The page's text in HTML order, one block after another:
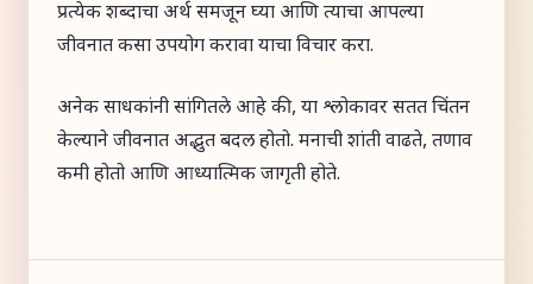
प्रत्येक शब्दाचा अर्थ समजून घ्या आणि त्याचा आपल्या
जीवनात कसा उपयोग करावा याचा विचार करा.
अनेक साधकांनी सांगितले आहे की, या श्लोकावर सतत चिंतन
केल्याने जीवनात अद्भुत बदल होतो. मनाची शांती वाढते, तणाव
कमी होतो आणि आध्यात्मिक जागृती होते.